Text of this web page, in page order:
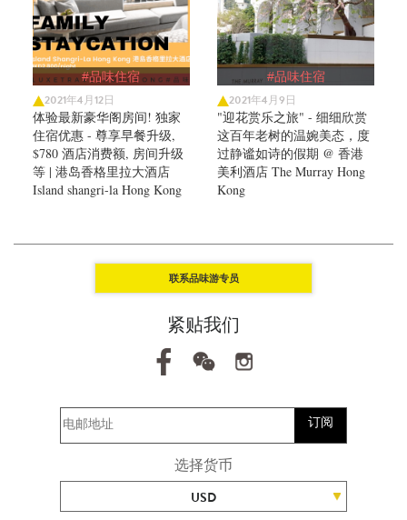
#品味住宿
2021年4月12日
体验最新豪华阁房间! 独家
住宿优惠 - 尊享早餐升级,
$780 酒店消费额, 房间升级
等 | 港岛香格里拉大酒店
Island shangri-la Hong Kong
#品味住宿
2021年4月9日
"迎花赏乐之旅" - 细细欣赏
这百年老树的温婉美态，度
过静谧如诗的假期 @ 香港
美利酒店 The Murray Hong
Kong
联系品味游专员
紧贴我们
订阅
选择货币
USD